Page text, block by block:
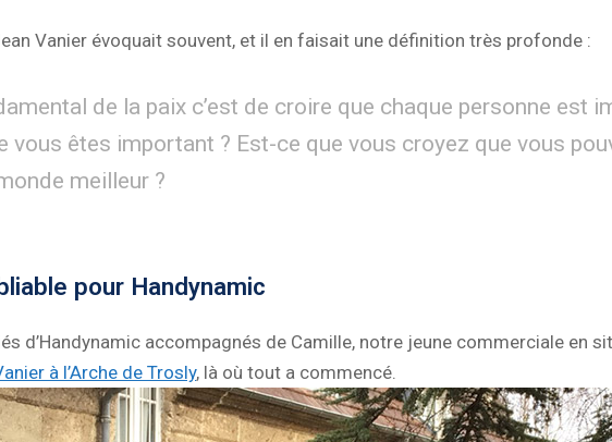
Vanier évoquait souvent, et il en faisait une définition très profonde :
de la paix c’est de croire que chaque personne est
vous êtes important ? Est-ce que vous croyez que vous
meilleur ?
pour Handynamic
d’Handynamic accompagnés de Camille, notre jeune commerciale en
à l’Arche de Trosly, là où tout a commencé.